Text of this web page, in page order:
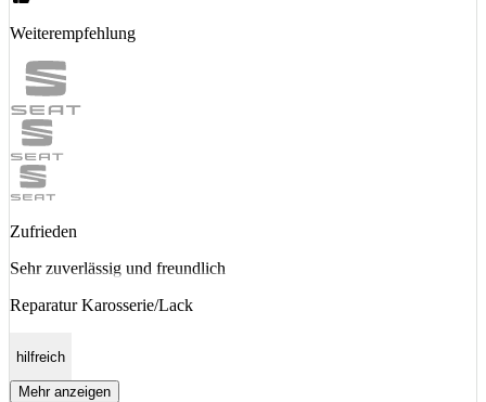
Weiterempfehlung
Zufrieden
Sehr zuverlässig und freundlich
Reparatur Karosserie/Lack
hilfreich
Mehr anzeigen